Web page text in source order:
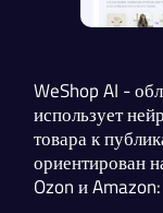
WeShop AI -
использует
товара к
ориентирован
Ozon и